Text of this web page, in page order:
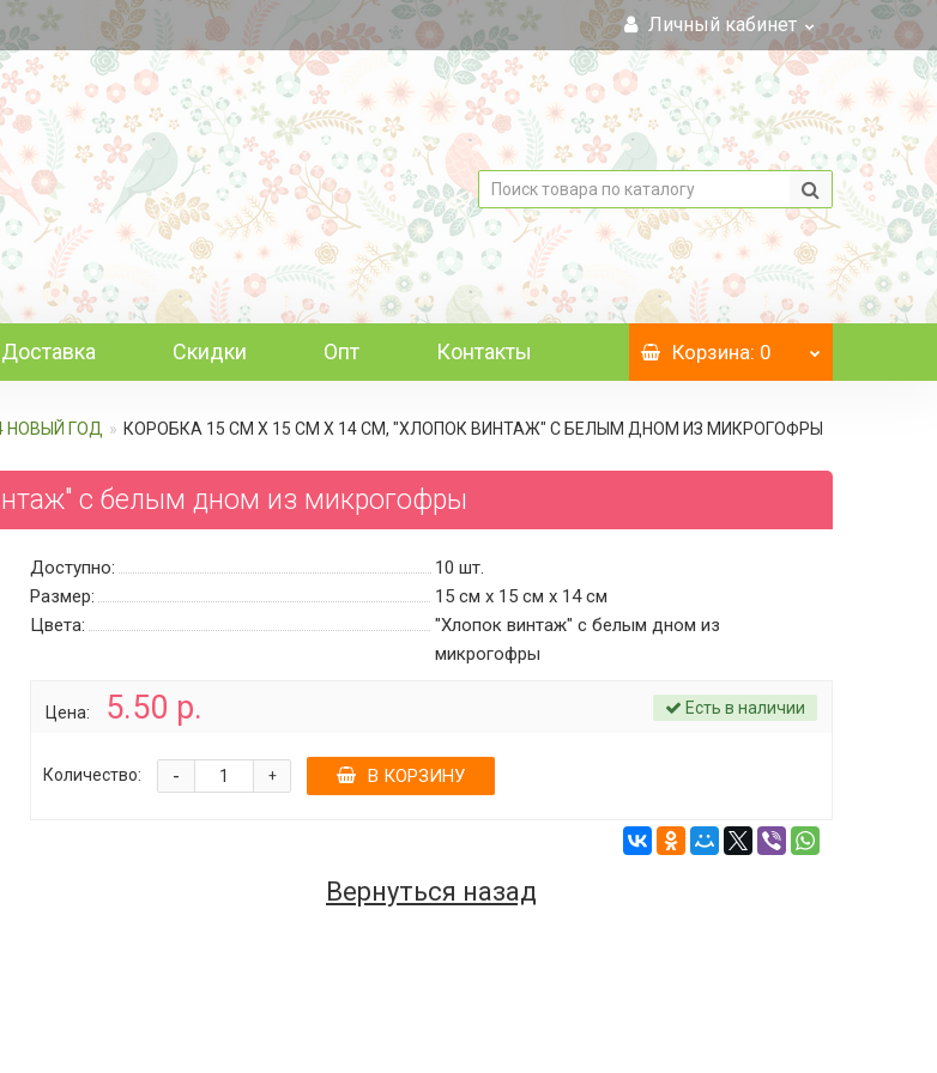
Личный кабинет
Доставка Скидки Опт Контакты Корзина: 0
НОВЫЙ ГОД КОРОБКА 15 СМ Х 15 СМ Х 14 СМ, "ХЛОПОК ВИНТАЖ" С БЕЛЫМ ДНОМ ИЗ МИКРОГОФРЫ
с белым дном из микрогофры
Доступно: 10 шт.
Размер:
15 см х 15 см х 14 см
Цвета:
"Хлопок винтаж" с белым дном из
микрогофры
Цена: 5.50 р. Есть в наличии
Количество: +
- В КОРЗИНУ
Вернуться назад